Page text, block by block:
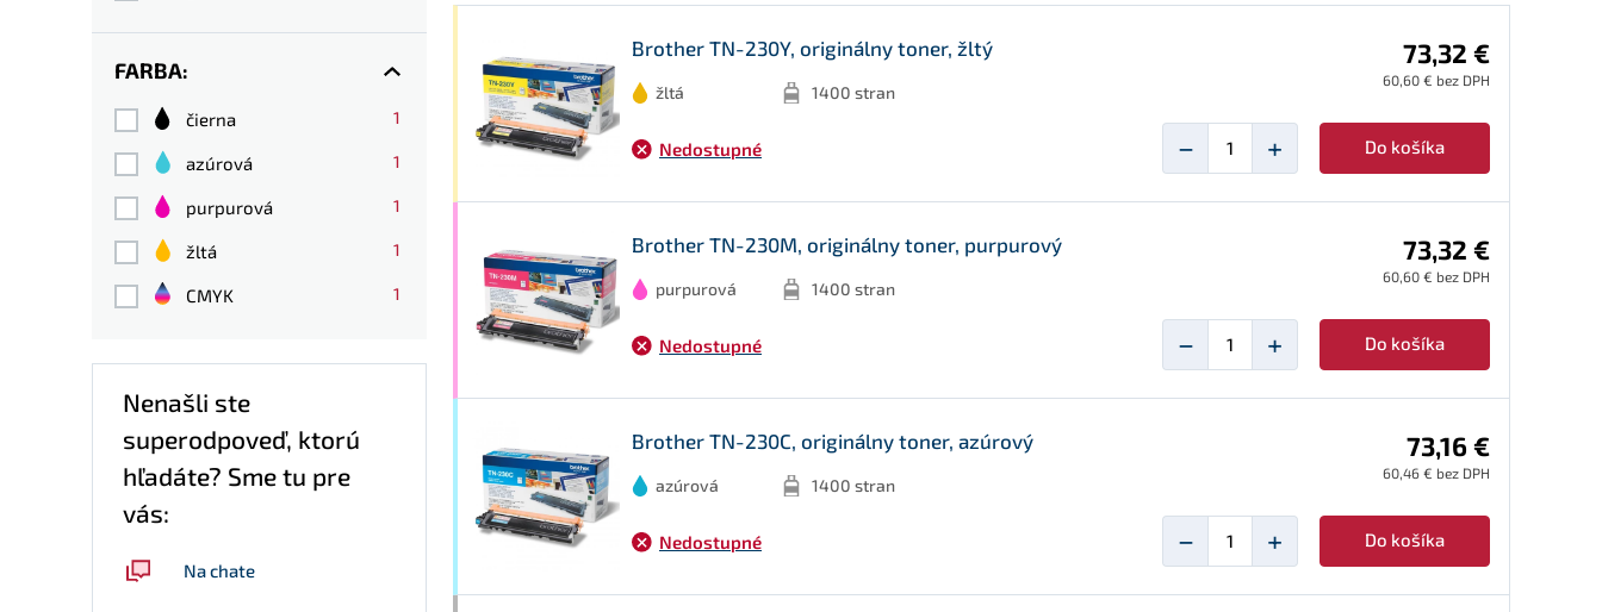
FARBA:
čierna 1
azúrová 1
purpurová 1
žltá 1
CMYK 1
Nenašli ste
superodpoveď, ktorú
hľadáte? Sme tu pre
vás:
Na chate
Brother TN-230Y, originálny toner, žltý
žltá 1400 stran
73,32 €
60,60 € bez DPH
Nedostupné − + Do košíka
Brother TN-230M, originálny toner, purpurový
purpurová 1400 stran
73,32 €
60,60 € bez DPH
Nedostupné − + Do košíka
Brother TN-230C, originálny toner, azúrový
azúrová 1400 stran
73,16 €
60,46 € bez DPH
Nedostupné − + Do košíka